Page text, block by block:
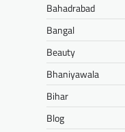
Bahadrabad
Bangal
Beauty
Bhaniyawala
Bihar
Blog